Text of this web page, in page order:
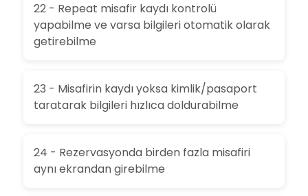
22 - Repeat misafir kaydı kontrolü
yapabilme ve varsa bilgileri otomatik olarak
getirebilme
23 - Misafirin kaydı yoksa kimlik/pasaport
taratarak bilgileri hızlıca doldurabilme
24 - Rezervasyonda birden fazla misafiri
aynı ekrandan girebilme